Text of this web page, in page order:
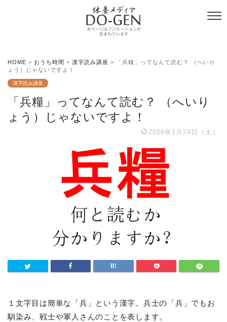
HOME > おうち時間 > 漢字読み講座 >
「兵糧」ってなんて読む？ （へいり
ょう）じゃないですよ！
漢字読み講座
「兵糧」ってなんて読む？ （へいり
ょう）じゃないですよ！
2026年1月24日（土）
１文字目は簡単な「兵」という漢字。兵士の「兵」でもお
馴染み、戦士や軍人さんのことを表します。